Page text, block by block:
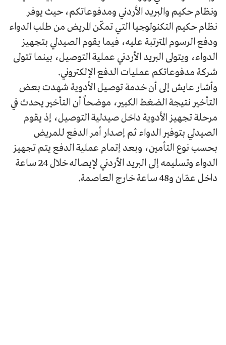
ونظام حكيم والبريد الأردني ومدفوعاتكم، حيث يوفر
نظام حكيم التكنولوجيا التي تمكّن المريض من طلب الدواء
ودفع الرسوم المترتبة عليه، فيما يقوم الصيدلي بتجهيز
الدواء، ويتولى البريد الأردني عملية التوصيل، بينما تتولى
شركة مدفوعاتكم عمليات الدفع الإلكتروني.
وأشار عايش إلى أن خدمة توصيل الأدوية شهدت بعض
التأخير نتيجة الضغط الكبير، موضحاً أن التأخير يحدث في
مرحلة تجهيز الأدوية داخل صيدلية التوصيل، إذ يقوم
الصيدلي بتوفير الدواء ثم إصدار أمر الدفع للمريض
بحسب نوع التأمين، وبعد إتمام عملية الدفع يتم تجهيز
الدواء وتسليمه إلى البريد الأردني لإيصاله خلال 24 ساعة
داخل عمّان و48 ساعة خارج العاصمة.